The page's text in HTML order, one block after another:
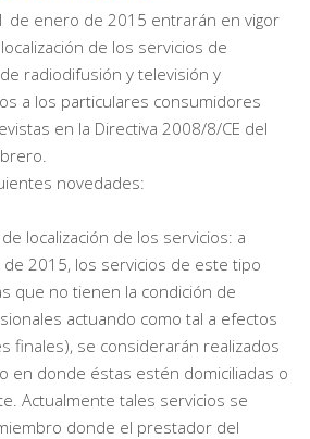
de enero de 2015 entrarán en vigor
de los servicios de
radiodifusión y televisión y
a los particulares consumidores
en la Directiva 2008/8/CE del
novedades:
localización de los servicios: a
2015, los servicios de este tipo
que no tienen la condición de
actuando como tal a efectos
finales), se considerarán realizados
en donde éstas estén domiciliadas o
Actualmente tales servicios se
donde el prestador del